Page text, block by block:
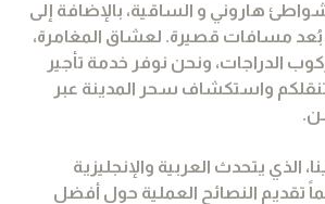
هاروني و الساقية، بالإضافة إلى
بُعد مسافات قصيرة. لعشاق المغامرة،
الدراجات، ونحن نوفر خدمة تأجير
واستكشاف سحر المدينة عبر
الذي يتحدث العربية والإنجليزية
تقديم النصائح العملية حول أفضل